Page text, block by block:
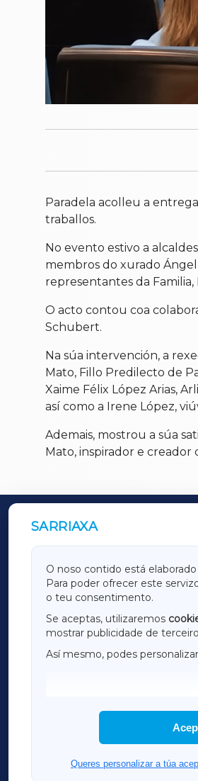
Paradela acolleu a
traballos.
No evento estivo a
membros do xurado
representantes da
O acto contou coa
Schubert.
Na súa intervención, a
Mato, Fillo Predilecto de
Xaime Félix López Arias,
así como a Irene López,
Ademais, mostrou a súa
Mato, inspirador e
SARRIAXA
O noso contido está
Para poder ofrecer este
o teu consentimento.
Se aceptas, utilizaremos
mostrar publicidade de
Así mesmo, podes
Queres personalizar a túa
OUTROS PERIÓDICOS
GALICIAXA
AMARIÑAXA
OURENSEXA